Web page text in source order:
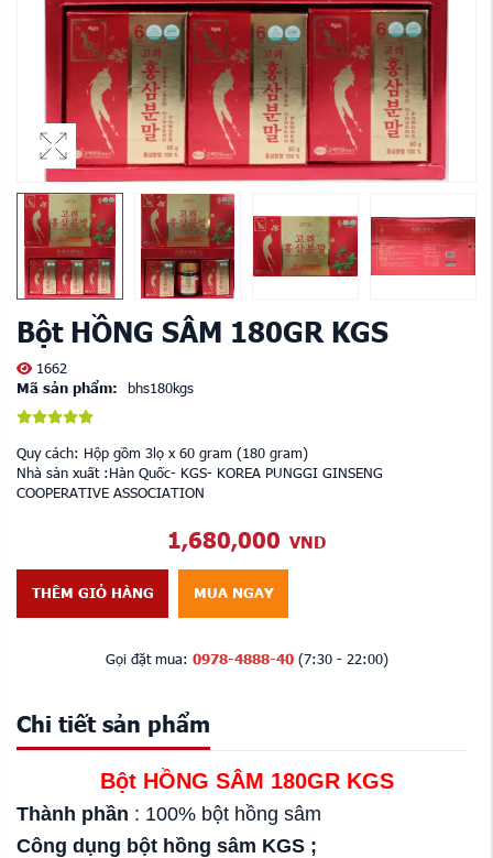
Bột HỒNG SÂM 180GR KGS
1662
Mã sản phẩm:
bhs180kgs
Quy cách: Hộp gồm 3lọ x 60 gram (180 gram)
Nhà sản xuất :Hàn Quốc- KGS- KOREA PUNGGI GINSENG
COOPERATIVE ASSOCIATION
1,680,000 VND
THÊM GIỎ HÀNG MUA NGAY
Gọi đặt mua: 0978-4888-40(7:30 - 22:00)
Chi tiết sản phẩm
Bột HỒNG SÂM 180GR KGS
Thành phần : 100% bột hồng sâm
Công dụng bột hồng sâm KGS ;